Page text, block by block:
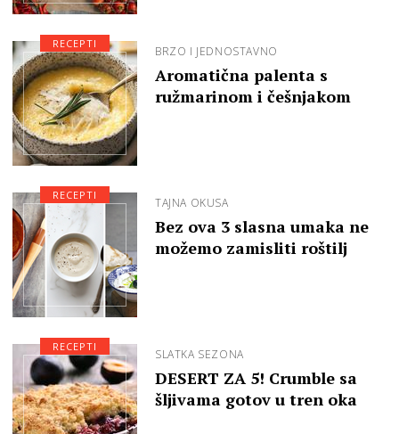
BRZO I JEDNOSTAVNO
Aromatična palenta s
ružmarinom i češnjakom
RECEPTI
TAJNA OKUSA
Bez ova 3 slasna umaka ne
možemo zamisliti roštilj
RECEPTI
SLATKA SEZONA
DESERT ZA 5! Crumble sa
šljivama gotov u tren oka
RECEPTI